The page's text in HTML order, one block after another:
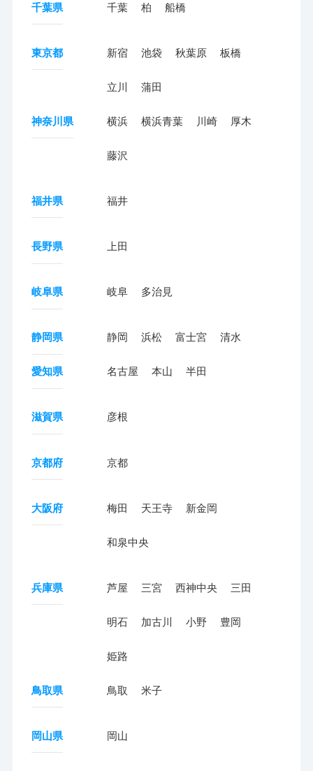
千葉県 千葉 柏 船橋
東京都 新宿 池袋 秋葉原 板橋
立川 蒲田
神奈川県 横浜 横浜青葉 川崎 厚木
藤沢
福井県 福井
長野県 上田
岐阜県 岐阜 多治見
静岡県 静岡 浜松 富士宮 清水
愛知県 名古屋 本山 半田
滋賀県 彦根
京都府 京都
大阪府 梅田 天王寺 新金岡
和泉中央
兵庫県 芦屋 三宮 西神中央 三田
明石 加古川 小野 豊岡
姫路
鳥取県 鳥取 米子
岡山県 岡山